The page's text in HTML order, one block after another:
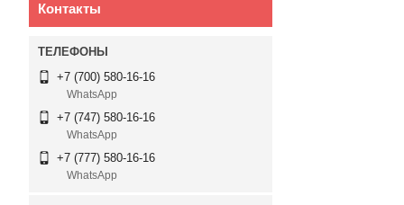
Контакты
+7 (700) 580-16-16
WhatsApp
+7 (747) 580-16-16
WhatsApp
+7 (777) 580-16-16
WhatsApp